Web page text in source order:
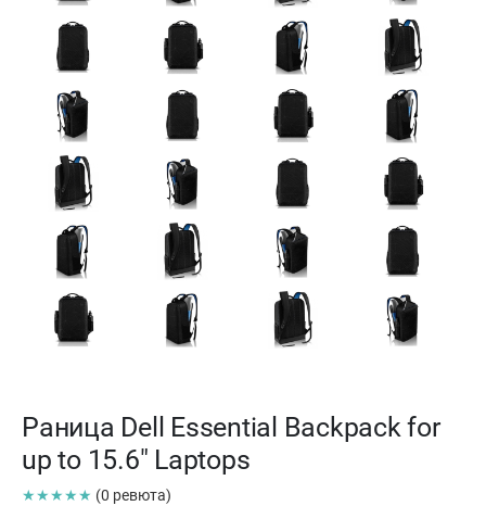
Раница Dell Essential Backpack for
up to 15.6" Laptops
★★★★★ (0 ревюта)